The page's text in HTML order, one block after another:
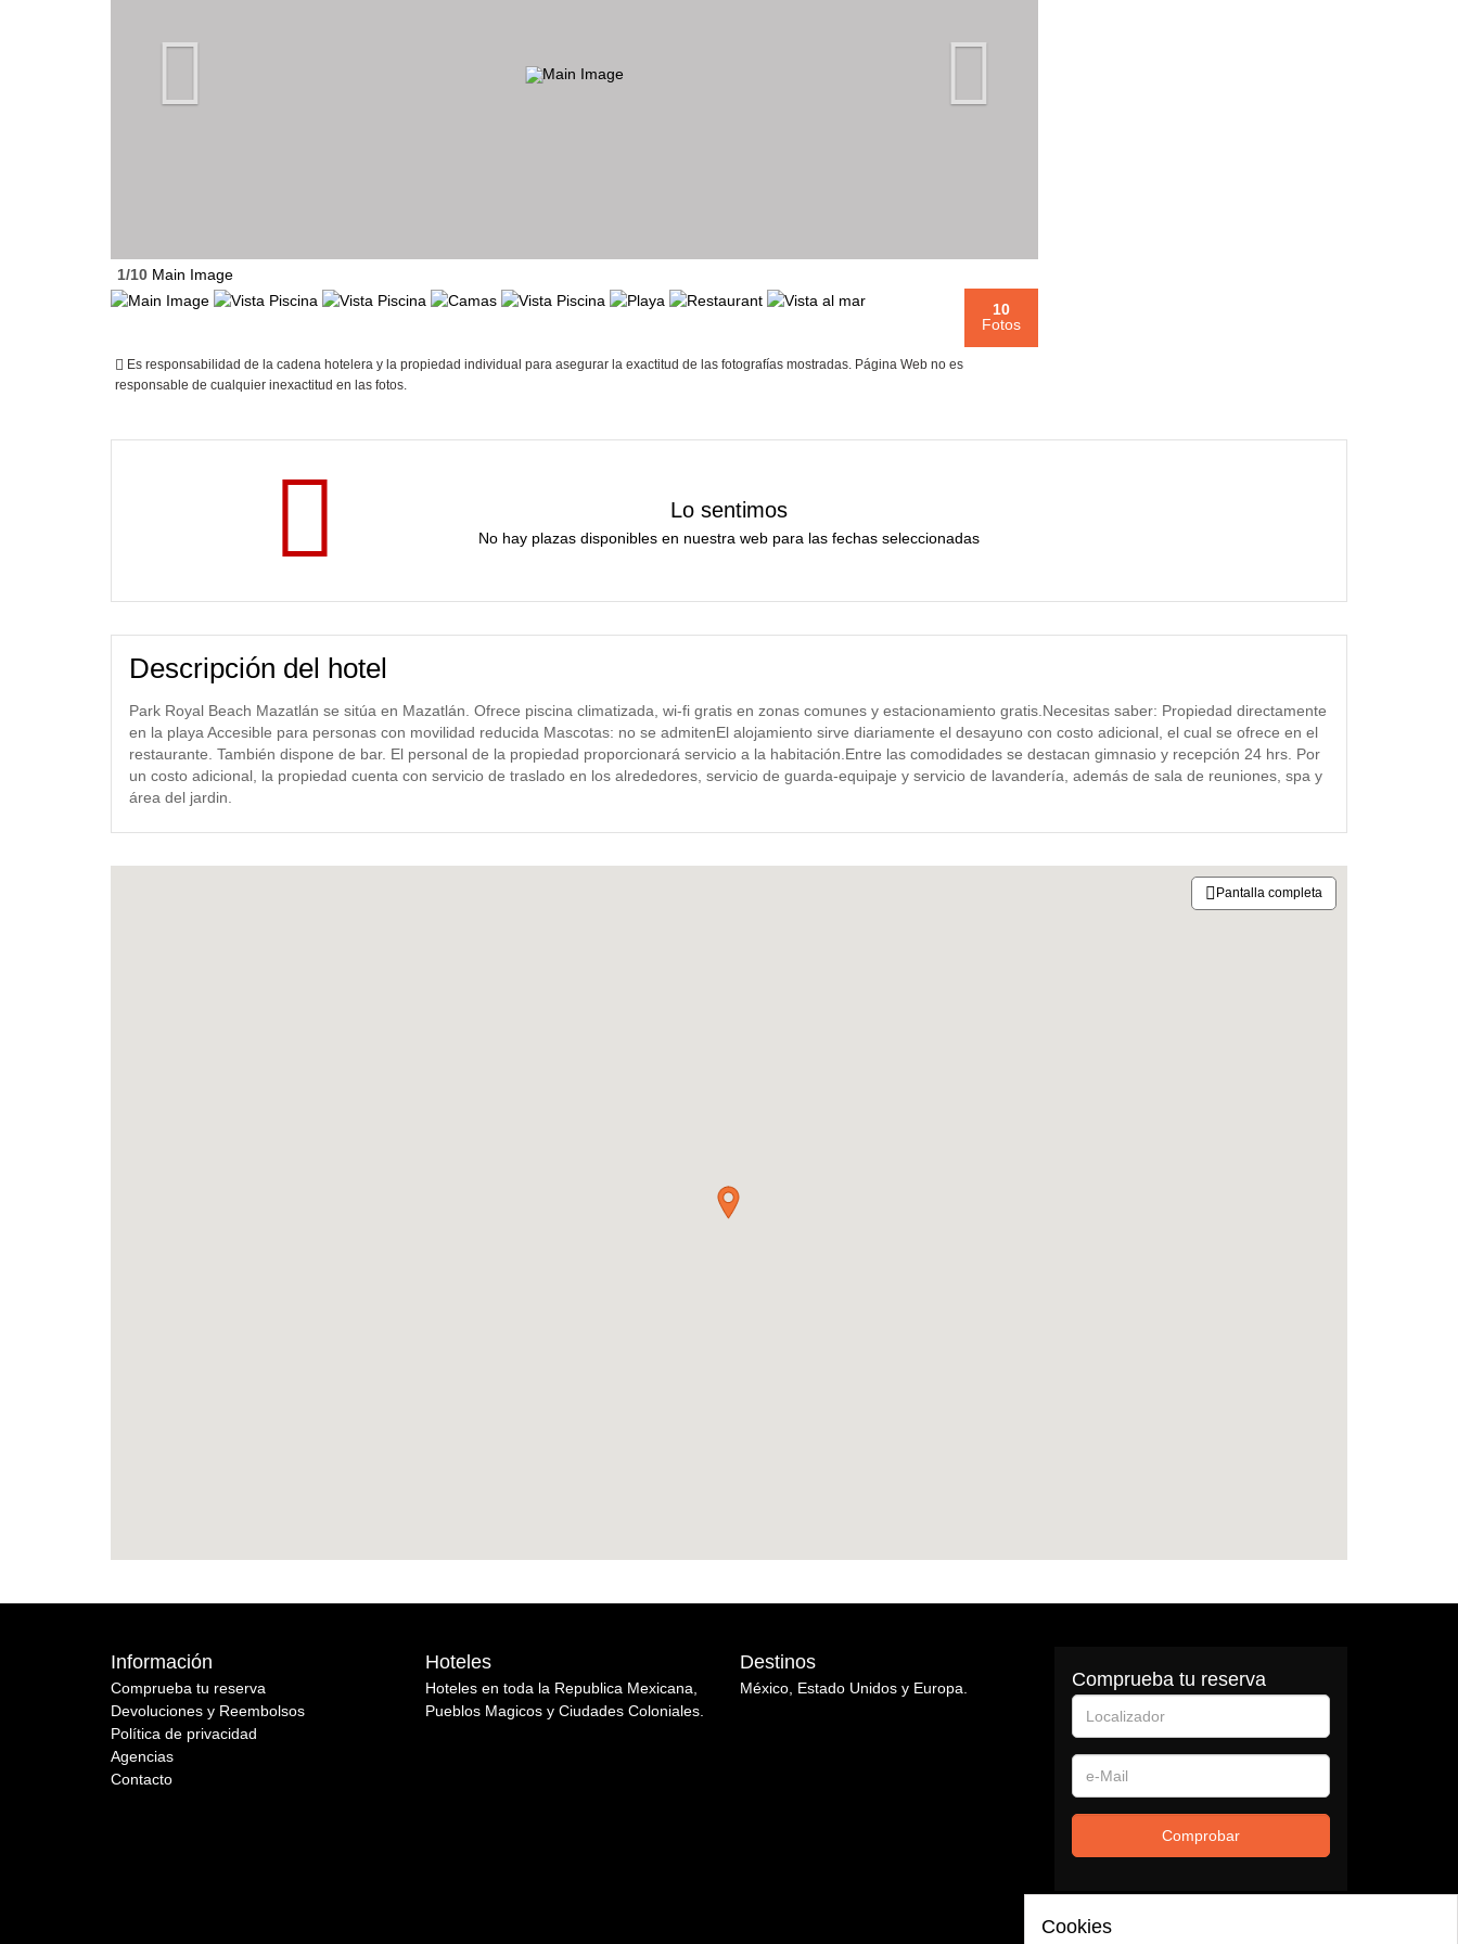
1/10 Main Image
10
Fotos
Es responsabilidad de la cadena hotelera y la propiedad individual para asegurar la exactitud de las fotografías mostradas. Página Web no es
responsable de cualquier inexactitud en las fotos.
Lo sentimos
No hay plazas disponibles en nuestra web para las fechas seleccionadas
Descripción del hotel
Park Royal Beach Mazatlán se sitúa en Mazatlán. Ofrece piscina climatizada, wi-fi gratis en zonas comunes y estacionamiento gratis.Necesitas saber: Propiedad directamente
en la playa Accesible para personas con movilidad reducida Mascotas: no se admitenEl alojamiento sirve diariamente el desayuno con costo adicional, el cual se ofrece en el
restaurante. También dispone de bar. El personal de la propiedad proporcionará servicio a la habitación.Entre las comodidades se destacan gimnasio y recepción 24 hrs. Por
un costo adicional, la propiedad cuenta con servicio de traslado en los alrededores, servicio de guarda-equipaje y servicio de lavandería, además de sala de reuniones, spa y
área del jardin.
Pantalla completa
Información
Comprueba tu reserva
Devoluciones y Reembolsos
Política de privacidad
Agencias
Contacto
Hoteles
Hoteles en toda la Republica Mexicana,
Pueblos Magicos y Ciudades Coloniales.
Destinos
México, Estado Unidos y Europa. Comprueba tu reserva
Localizador
e-
Mail
Comprobar
Cookies